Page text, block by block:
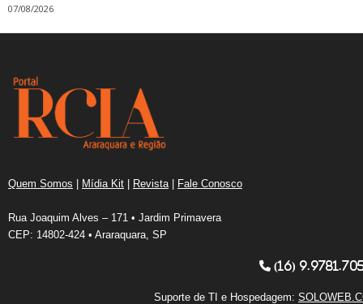
07/08/2026
Quem Somos | Mídia Kit | Revista | Fale Conosco
Rua Joaquim Alves – 171 • Jardim Primavera
CEP: 14802-424 • Araraquara, SP
(16)
Suporte de TI e Hospedagem: